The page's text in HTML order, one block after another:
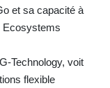
et sa capacité à
Ecosystems
Technology, voit
flexible